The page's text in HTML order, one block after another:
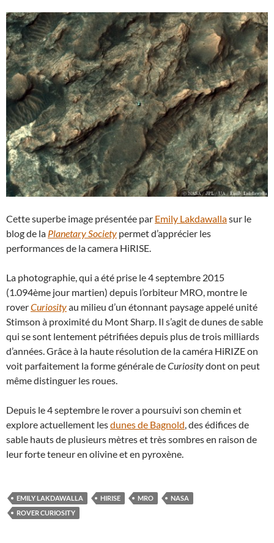
Cette superbe image présentée par Emily Lakdawallasur le
blog de la Planetary Society permet d’apprécier les
performances de la camera HiRISE.
La photographie, qui a été prise le 4 septembre 2015
(1.094ème jour martien) depuis l’orbiteur MRO, montre le
roverCuriosityau milieu d’un étonnant paysage appelé unité
Stimson à proximité du Mont Sharp. Il s’agit de dunes de sable
qui se sont lentement pétrifiées depuis plus de trois milliards
d’années. Grâce à la haute résolution de la caméra HiRIZE on
voit parfaitement la forme générale deCuriositydont on peut
même distinguer les roues.
Depuis le 4 septembre le rover a poursuivi son chemin et
explore actuellement lesdunes de Bagnold, des édifices de
sable hauts de plusieurs mètres et très sombres en raison de
leur forte teneur en olivine et en pyroxène.
EMILY LAKDAWALLA HIRISE MRO
NASA
ROVER CURIOSITY